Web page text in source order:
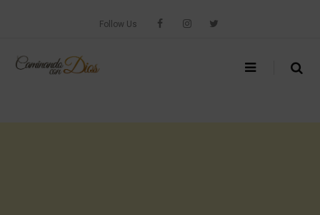
Follow Us